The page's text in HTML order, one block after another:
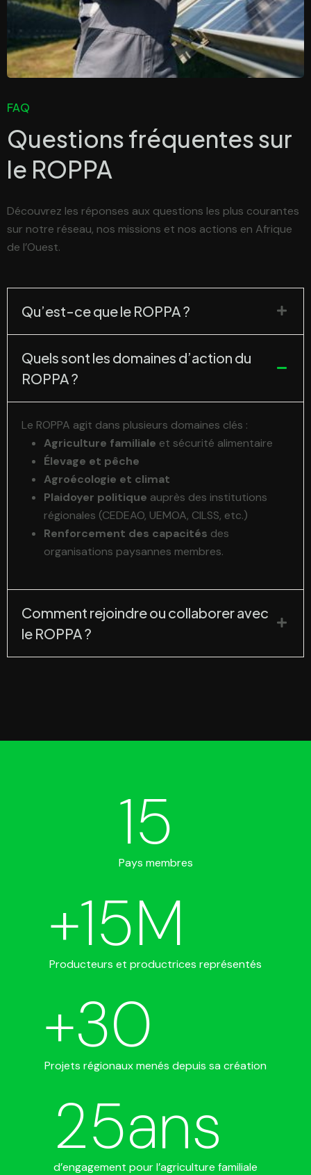
FAQ
Questions fréquentes sur
le ROPPA
Découvrez les réponses aux questions les plus courantes
sur notre réseau, nos missions et nos actions en Afrique
de l’Ouest.
Qu’est-ce que le ROPPA ?
Quels sont les domaines d’action du
ROPPA ?
Le ROPPA agit dans plusieurs domaines clés :
Agriculture familiale et sécurité alimentaire
Élevage et pêche
Agroécologie et climat
Plaidoyer politique auprès des institutions
régionales (CEDEAO, UEMOA, CILSS, etc.)
Renforcement des capacités des
organisations paysannes membres.
Comment rejoindre ou collaborer avec
le ROPPA ?
Pays membres
15
Producteurs et productrices représentés
+15M
Projets régionaux menés depuis sa création
+30
d’engagement pour l’agriculture familiale
25ans